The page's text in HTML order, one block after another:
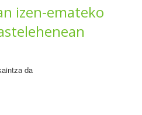
izen-emateko
da